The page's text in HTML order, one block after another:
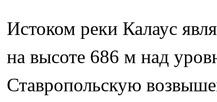
Истоком реки Калаус
на высоте 686 м над
Ставропольскую